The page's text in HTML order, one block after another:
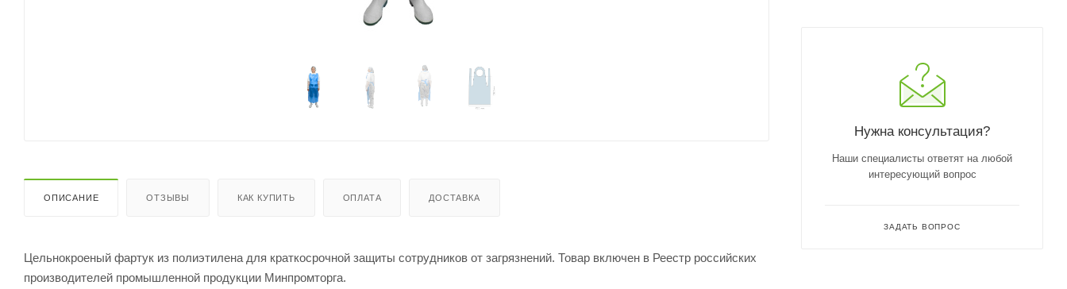
ОПИСАНИЕ ОТЗЫВЫ КАК КУПИТЬ ОПЛАТА ДОСТАВКА
Цельнокроеный фартук из полиэтилена для краткосрочной защиты сотрудников от загрязнений. Товар включен в Реестр российских
производителей промышленной продукции Минпромторга.
Нужна консультация?
Наши специалисты ответят на любой
интересующий вопрос
ЗАДАТЬ ВОПРОС